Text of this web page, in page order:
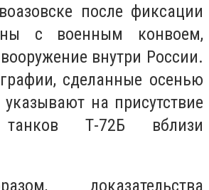
после фиксации
с военным конвоем,
внутри России.
сделанные осенью
на присутствие
танков Т-72Б вблизи
доказательства